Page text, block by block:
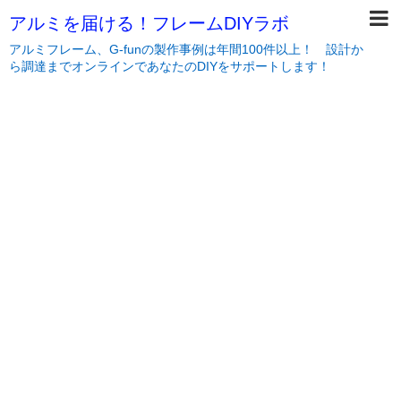
アルミを届ける！フレームDIYラボ
アルミフレーム、G-funの製作事例は年間100件以上！ 設計か
ら調達までオンラインであなたのDIYをサポートします！